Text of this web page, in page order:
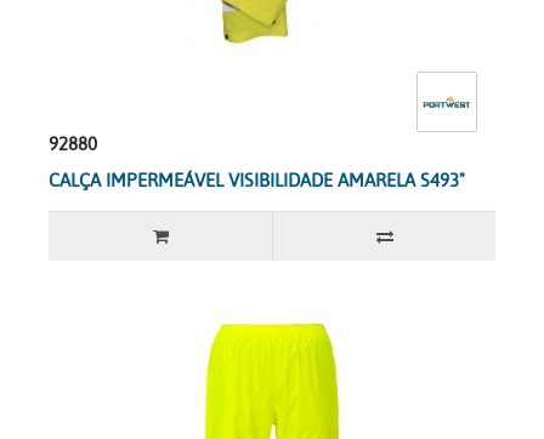
92880
CALÇA IMPERMEÁVEL VISIBILIDADE AMARELA S493"